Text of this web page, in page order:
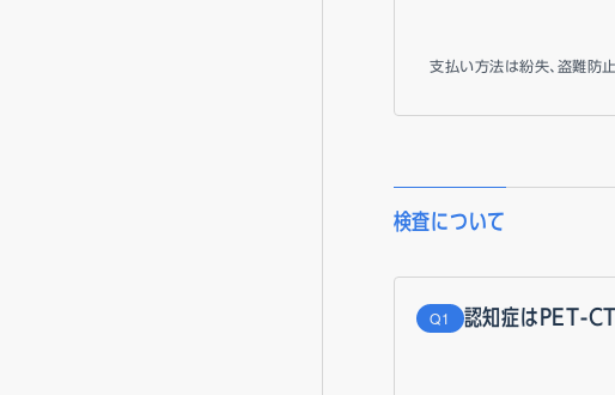
支払い方法は紛失、盗難防止
検査について
Q 認知症はPET-CT